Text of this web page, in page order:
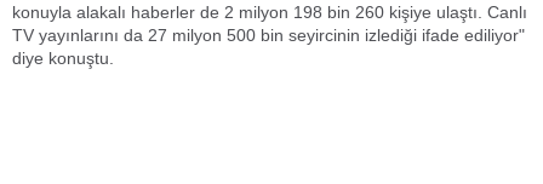
konuyla alakalı haberler de 2 milyon 198 bin 260 kişiye ulaştı. Canlı
TV yayınlarını da 27 milyon 500 bin seyircinin izlediği ifade ediliyor"
diye konuştu.